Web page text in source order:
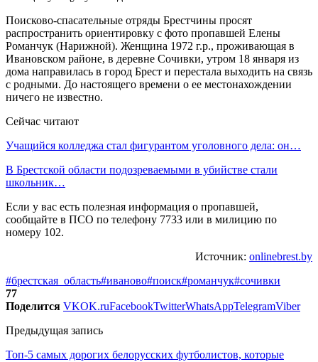
Поисково-спасательные отряды Брестчины просят
распространить ориентировку с фото пропавшей Елены
Романчук (Нарижной). Женщина 1972 г.р., проживающая в
Ивановском районе, в деревне Сочивки, утром 18 января из
дома направилась в город Брест и перестала выходить на связь
с родными. До настоящего времени о ее местонахождении
ничего не известно.
Сейчас читают
Учащийся колледжа стал фигурантом уголовного дела: он…
В Брестской области подозреваемыми в убийстве стали
школьник…
Если у вас есть полезная информация о пропавшей,
сообщайте в ПСО по телефону 7733 или в милицию по
номеру 102.
Источник: onlinebrest.by
#брестская_область#иваново#поиск#романчук#сочивки
77
Поделится VKOK.ruFacebookTwitterWhatsAppTelegramViber
Предыдущая запись
​Топ-5 самых дорогих белорусских футболистов, которые